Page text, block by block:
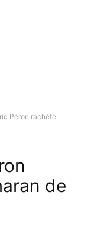
Péron rachète
de